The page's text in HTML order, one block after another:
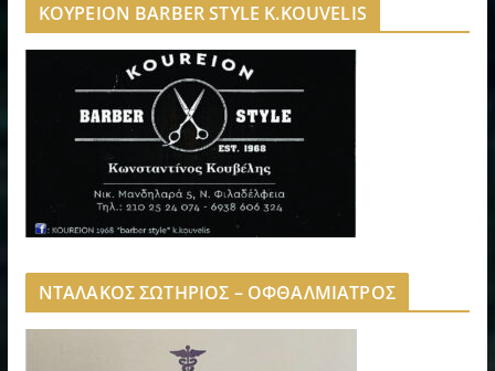
ΚΟΥΡΕΙΟΝ BARBER STYLE K.KOUVELIS
ΝΤΑΛΑΚΟΣ ΣΩΤΗΡΙΟΣ – ΟΦΘΑΛΜΙΑΤΡΟΣ